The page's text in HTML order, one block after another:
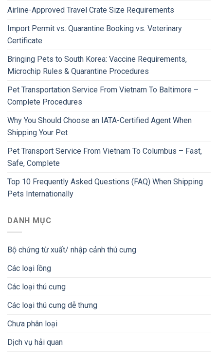
Airline-Approved Travel Crate Size Requirements
Import Permit vs. Quarantine Booking vs. Veterinary
Certificate
Bringing Pets to South Korea: Vaccine Requirements,
Microchip Rules & Quarantine Procedures
Pet Transportation Service From Vietnam To Baltimore –
Complete Procedures
Why You Should Choose an IATA-Certified Agent When
Shipping Your Pet
Pet Transport Service From Vietnam To Columbus – Fast,
Safe, Complete
Top 10 Frequently Asked Questions (FAQ) When Shipping
Pets Internationally
DANH MỤC
Bộ chứng từ xuất/ nhập cảnh thú cưng
Các loại lồng
Các loại thú cưng
Các loại thú cưng dễ thưng
Chưa phân loại
Dịch vụ hải quan